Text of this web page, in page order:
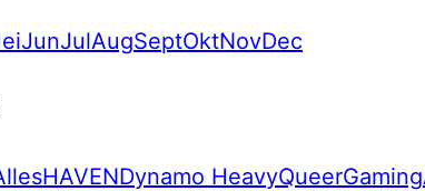
JunJulAugSeptOktNovDec
HAVENDynamo HeavyQueerGaming